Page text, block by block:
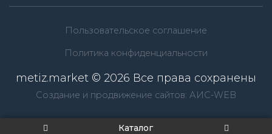
Пользовательское соглашение
Политика конфиденциальности
metiz.market © 2026 Все права сохранены
Создание и продвижение сайтов: АИС-WEB
Каталог